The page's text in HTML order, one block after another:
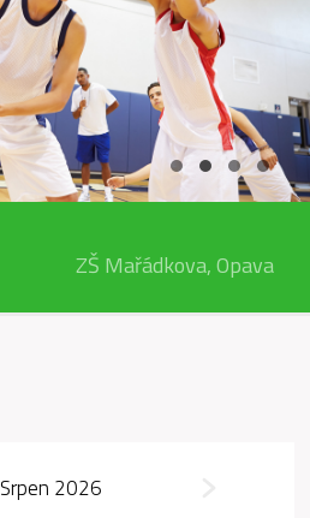
ZŠ Mařádkova, Opava
Srpen 2026